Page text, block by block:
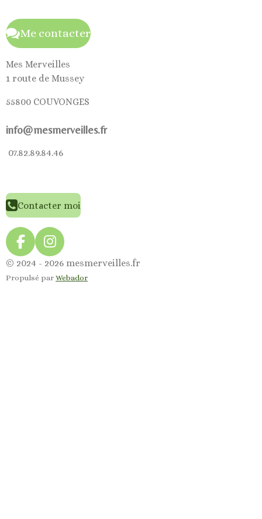
Me contacter
Mes Merveilles
1 route de Mussey
55800 COUVONGES
info@mesmerveilles.fr
07.82.89.84.46
Contacter moi
F
a
c
I
n
s
© 2024 - 2026 mesmerveilles.fr
Propulsé par Webador